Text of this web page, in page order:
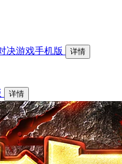
决游戏手机版 详情
详情